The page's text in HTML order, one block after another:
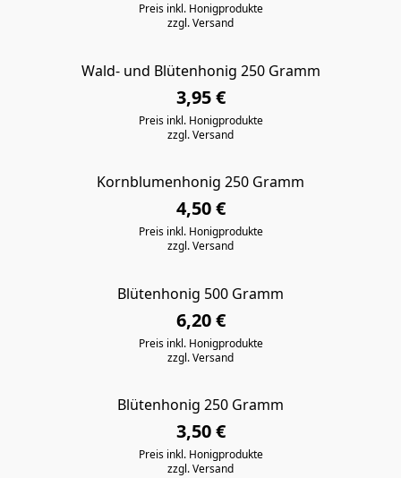
Preis inkl. Honigprodukte
zzgl. Versand
Wald- und Blütenhonig 250 Gramm
3,95 €
Preis inkl. Honigprodukte
zzgl. Versand
Kornblumenhonig 250 Gramm
4,50 €
Preis inkl. Honigprodukte
zzgl. Versand
Blütenhonig 500 Gramm
6,20 €
Preis inkl. Honigprodukte
zzgl. Versand
Blütenhonig 250 Gramm
3,50 €
Preis inkl. Honigprodukte
zzgl. Versand